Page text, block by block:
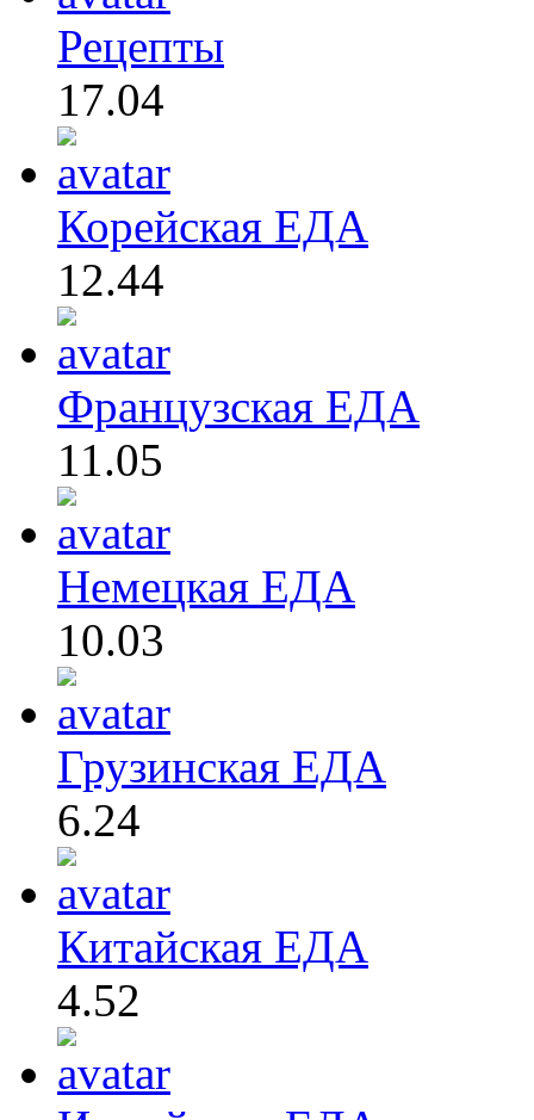
Рецепты
17.04
Корейская ЕДА
12.44
Французская ЕДА
11.05
Немецкая ЕДА
10.03
Грузинская ЕДА
6.24
Китайская ЕДА
4.52